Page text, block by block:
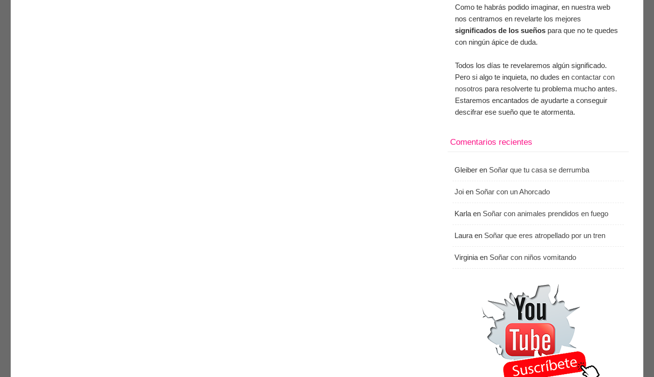
Como te habrás podido imaginar, en nuestra web
nos centramos en revelarte los mejores
significados de los sueños para que no te quedes
con ningún ápice de duda.
Todos los días te revelaremos algún significado.
Pero si algo te inquieta, no dudes en contactar con
nosotros para resolverte tu problema mucho antes.
Estaremos encantados de ayudarte a conseguir
descifrar ese sueño que te atormenta.
Comentarios recientes
Gleiber en Soñar que tu casa se derrumba
Joi en Soñar con un Ahorcado
Karla en Soñar con animales prendidos en fuego
Laura en Soñar que eres atropellado por un tren
Virginia en Soñar con niños vomitando